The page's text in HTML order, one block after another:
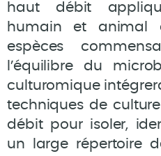
haut débit
humain et animal
espèces
l’équilibre du
culturomique
techniques de
débit pour isoler,
un large répertoire